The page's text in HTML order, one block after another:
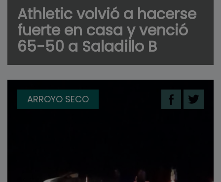
Athletic volvió a hacerse
fuerte en casa y venció
65-50 a Saladillo B
ARROYO SECO